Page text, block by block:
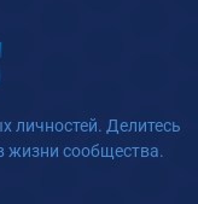
личностей. Делитесь
жизни сообщества.